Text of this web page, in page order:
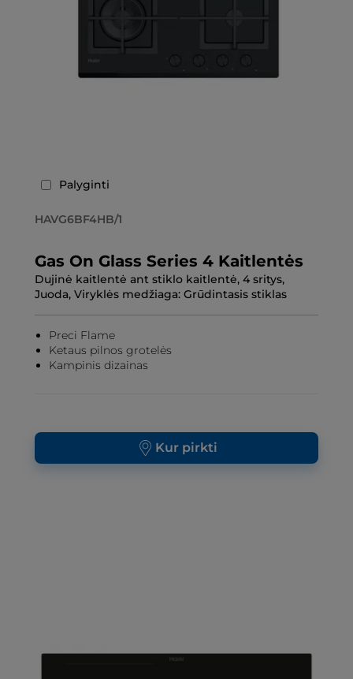
Palyginti
HAVG6BF4HB/1
Gas On Glass Series 4 Kaitlentės
Dujinė kaitlentė ant stiklo kaitlentė, 4 sritys,
Juoda, Viryklės medžiaga: Grūdintasis stiklas
Preci Flame
Ketaus pilnos grotelės
Kampinis dizainas
Kur pirkti